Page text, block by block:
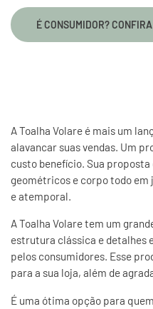
É CONSUMIDOR?
A Toalha Volare é mais um
alavancar suas vendas. Um
custo benefício. Sua
geométricos e corpo todo
e atemporal.
A Toalha Volare tem um
estrutura clássica e detalhes
pelos consumidores. Esse
para a sua loja, além de
É uma ótima opção para